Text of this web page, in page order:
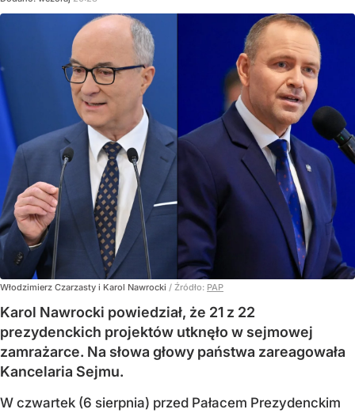
Włodzimierz Czarzasty i Karol Nawrocki / Źródło: PAP
Karol Nawrocki powiedział, że 21 z 22
prezydenckich projektów utknęło w sejmowej
zamrażarce. Na słowa głowy państwa zareagowała
Kancelaria Sejmu.
W czwartek (6 sierpnia) przed Pałacem Prezydenckim